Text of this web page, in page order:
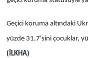
Geçici koruma altındaki
yüzde 31,7'sini çocuklar,
(İLKHA)